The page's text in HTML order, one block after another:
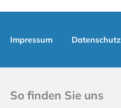
Impressum Datenschutz
So finden Sie uns